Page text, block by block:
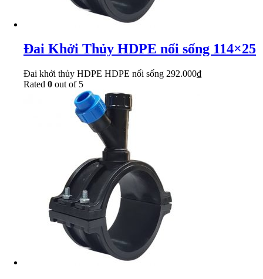
Đai Khởi Thủy HDPE nối sống 114×25
Đai khởi thủy HDPE HDPE nối sống 292.000₫
Rated 0 out of 5